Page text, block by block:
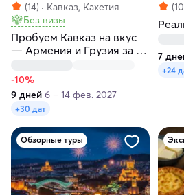
(14)
Кавказ, Кахетия
Без визы
Пробуем Кавказ на вкус
— Армения и Грузия за 9
-10%
9 дней 6 – 14 фев. 2027
+30 дат
7
+24
Обзорные туры